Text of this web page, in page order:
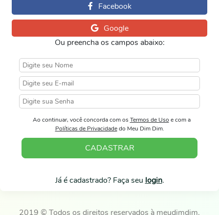
Ou preencha os campos abaixo:
Ao continuar, você concorda com osTermos de Uso e com a
Políticas de Privacidadedo Meu Dim Dim.
CADASTRAR
Já é cadastrado? Faça seu login.
2019 © Todos os direitos reservados à meudimdim.